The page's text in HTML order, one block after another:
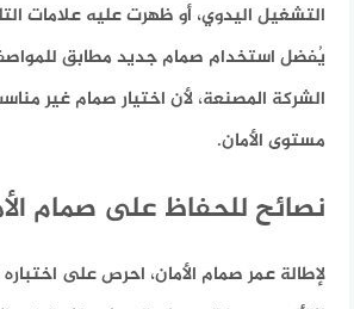
التشغيل اليدوي، أو ظهرت عليه علامات
يُفضل استخدام صمام جديد مطابق
الشركة المصنعة، لأن اختيار صمام غير
مستوى الأمان.
نصائح للحفاظ على صمام
لإطالة عمر صمام الأمان، احرص على